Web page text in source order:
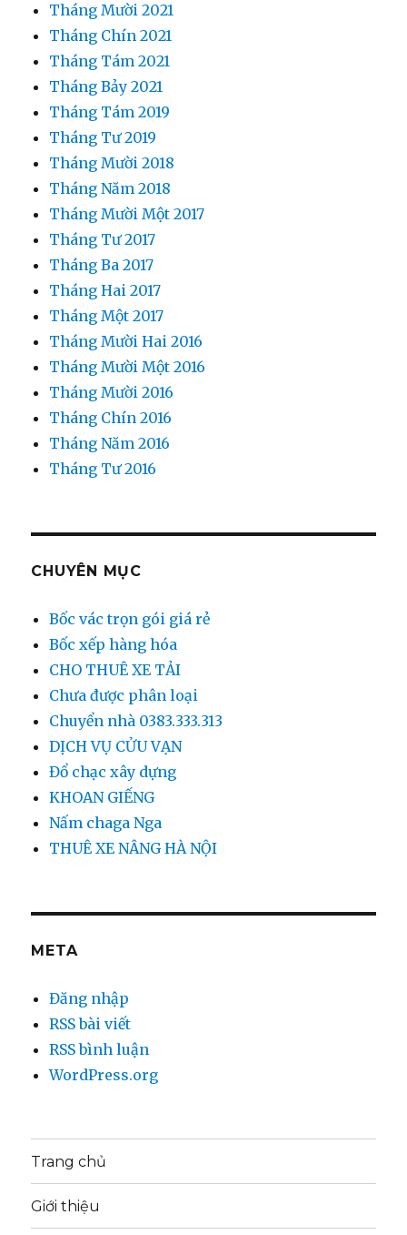
Tháng Mười 2021
Tháng Chín 2021
Tháng Tám 2021
Tháng Bảy 2021
Tháng Tám 2019
Tháng Tư 2019
Tháng Mười 2018
Tháng Năm 2018
Tháng Mười Một 2017
Tháng Tư 2017
Tháng Ba 2017
Tháng Hai 2017
Tháng Một 2017
Tháng Mười Hai 2016
Tháng Mười Một 2016
Tháng Mười 2016
Tháng Chín 2016
Tháng Năm 2016
Tháng Tư 2016
CHUYÊN MỤC
Bốc vác trọn gói giá rẻ
Bốc xếp hàng hóa
CHO THUÊ XE TẢI
Chưa được phân loại
Chuyển nhà 0383.333.313
DỊCH VỤ CỬU VẠN
Đổ chạc xây dựng
KHOAN GIẾNG
Nấm chaga Nga
THUÊ XE NÂNG HÀ NỘI
META
Đăng nhập
RSS bài viết
RSS bình luận
WordPress.org
Trang chủ
Giới thiệu